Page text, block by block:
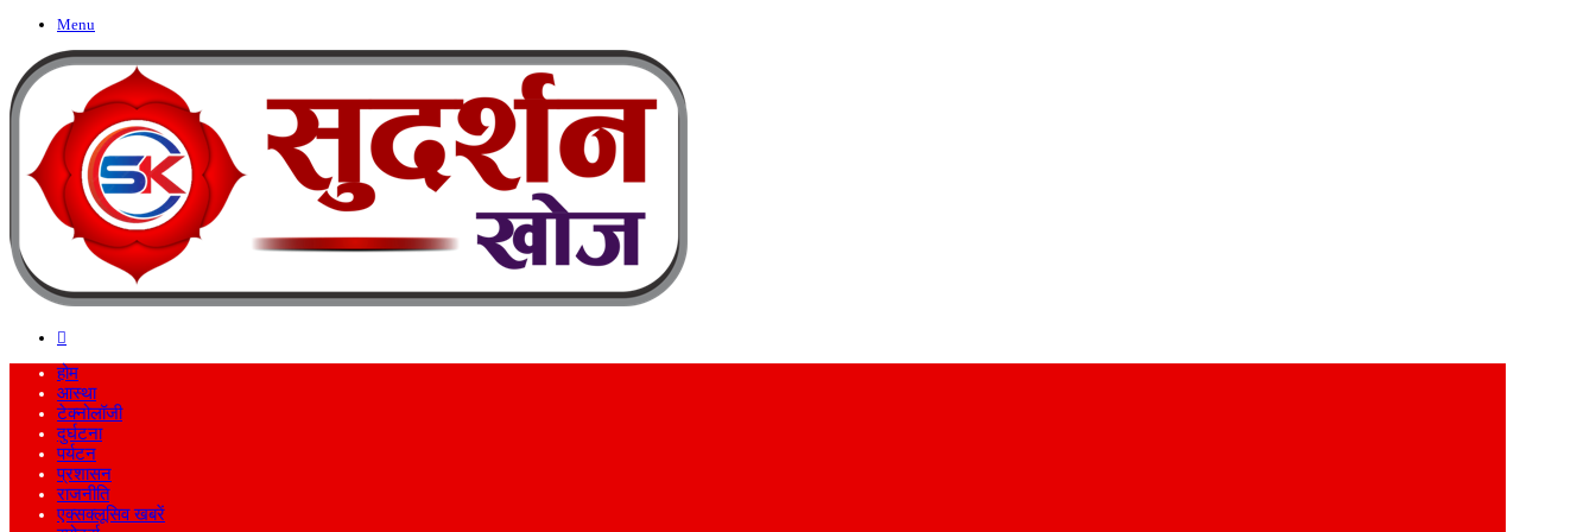
Menu
होम
आस्था
टेक्नोलॉजी
दुर्घटना
पर्यटन
प्रशासन
राजनीति
एक्सक्लूसिव खबरें